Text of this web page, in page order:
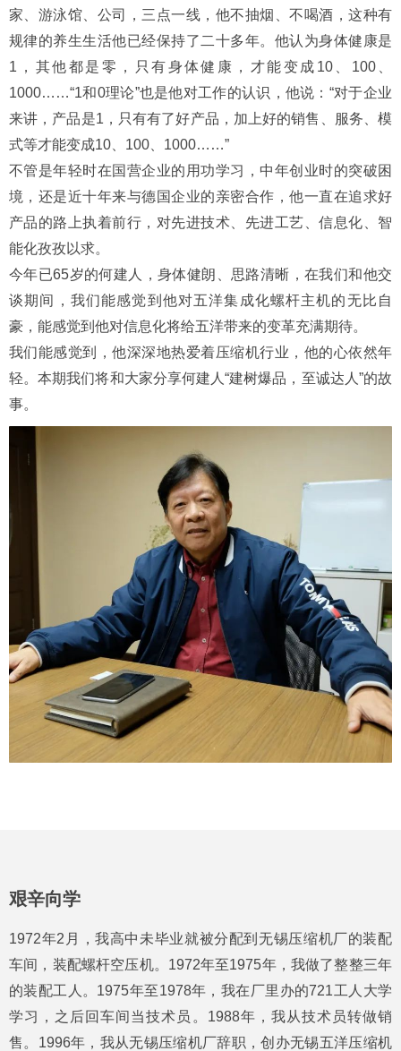
家、游泳馆、公司，三点一线，他不抽烟、不喝酒，这种有
规律的养生生活他已经保持了二十多年。他认为身体健康是
1，其他都是零，只有身体健康，才能变成10、100、
1000……“1和0理论”也是他对工作的认识，他说：“对于企业
来讲，产品是1，只有有了好产品，加上好的销售、服务、模
式等才能变成10、100、1000……”
不管是年轻时在国营企业的用功学习，中年创业时的突破困
境，还是近十年来与德国企业的亲密合作，他一直在追求好
产品的路上执着前行，对先进技术、先进工艺、信息化、智
能化孜孜以求。
今年已65岁的何建人，身体健朗、思路清晰，在我们和他交
谈期间，我们能感觉到他对五洋集成化螺杆主机的无比自
豪，能感觉到他对信息化将给五洋带来的变革充满期待。
我们能感觉到，他深深地热爱着压缩机行业，他的心依然年
轻。本期我们将和大家分享何建人“建树爆品，至诚达人”的故
事。
艰辛向学
1972年2月，我高中未毕业就被分配到无锡压缩机厂的装配
车间，装配螺杆空压机。1972年至1975年，我做了整整三年
的装配工人。1975年至1978年，我在厂里办的721工人大学
学习，之后回车间当技术员。1988年，我从技术员转做销
售。1996年，我从无锡压缩机厂辞职，创办无锡五洋压缩机